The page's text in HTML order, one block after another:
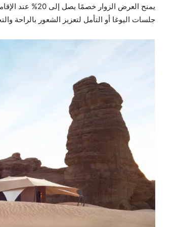
يمنح العرض
جلسات اليوغا أو التأمل لتعزيز الشعور بالراحة